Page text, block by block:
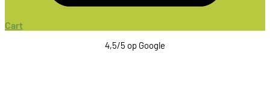
Cart
4,5/5 op Google